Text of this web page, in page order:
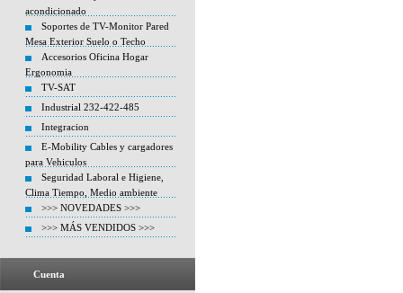
acondicionado
Soportes de TV-Monitor Pared
Mesa Exterior Suelo o Techo
Accesorios Oficina Hogar
Ergonomia
TV-SAT
Industrial 232-422-485
Integracion
E-Mobility Cables y cargadores
para Vehiculos
Seguridad Laboral e Higiene,
Clima Tiempo, Medio ambiente
>>> NOVEDADES >>>
>>> MÁS VENDIDOS >>>
Cuenta